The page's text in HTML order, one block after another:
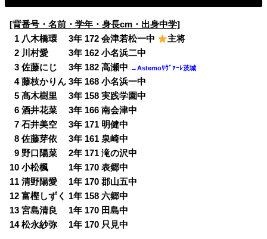
[背番号・名前・学年・身長cm・出身中学]
1 八木橋環 3年 172 会津若松一中
主将
02 川村愛 3年 162 小名浜二中
03 佐藤にじ 3年 182 高瀬中 →Astemoﾘｳﾞｧｰﾚ茨城
04 藤枝かりん 3年 168 小名浜一中
05 髙木樹里 3年 158 実践学園中
06 酒井花菜 3年 166 南会津中
07 石井美空 3年 171 明健中
08 佐藤芽依 3年 161 泉崎中
09 野口陽菜 2年 171 滝の沢中
10 小松楓 1年 170 表郷中
11 清野陽愛 1年 170 郡山五中
12 富樫しずく 1年 158 六郷中
13 宮島清良 1年 170 田島中
14 松永紗弥 1年 170 只見中